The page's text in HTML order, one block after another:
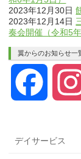
2023年12月30日
2023年12月14日
奏会開催（令和5
翼からのお知らせ一
デイサービス